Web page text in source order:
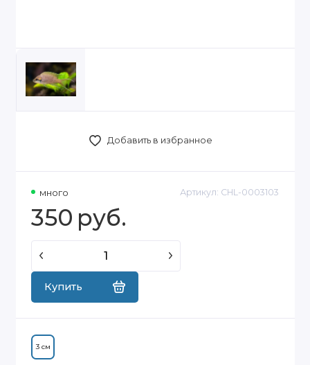
Добавить в избранное
много Артикул: CHL-0003103
350 руб.
Купить
3 см